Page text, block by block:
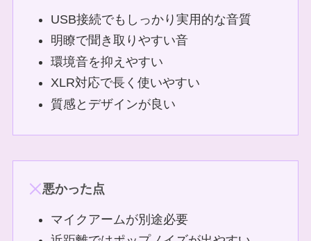
USB接続でもしっかり実用的な音質
明瞭で聞き取りやすい音
環境音を抑えやすい
XLR対応で長く使いやすい
質感とデザインが良い
悪かった点
マイクアームが別途必要